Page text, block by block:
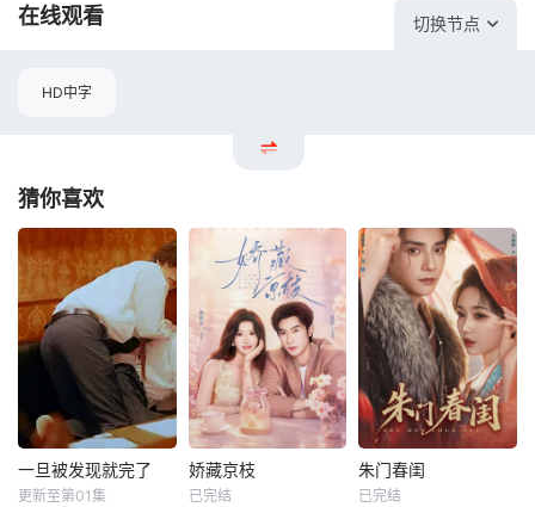
在线观看 切换节点
HD中字
猜你喜欢
一旦被发现就完了
更新至第01集
娇藏京枝
已完结
朱门春闺
已完结